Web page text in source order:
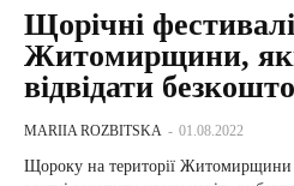
Щорічні фестивалі
Житомирщини,
відвідати
MARIIA ROZBITSKA - 01.08.2022
Щороку на території Житомирщини